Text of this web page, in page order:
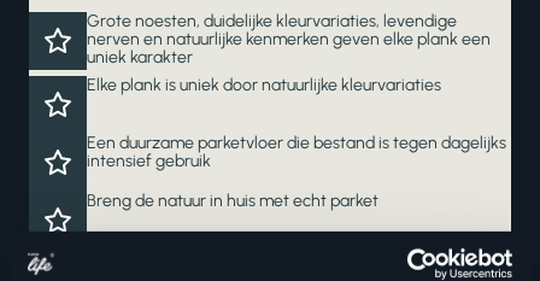
Grote noesten, duidelijke kleurvariaties, levendige
nerven en natuurlijke kenmerken geven elke plank een
uniek karakter
Elke plank is uniek door natuurlijke kleurvariaties
Een duurzame parketvloer die bestand is tegen dagelijks
intensief gebruik
Breng de natuur in huis met echt parket